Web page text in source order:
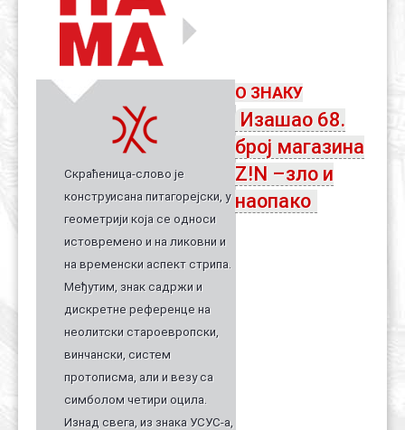
О ЗНАКУ
Скраћеница-слово је
конструисана питагорејски, у
геометрији која се односи
истовремено и на ликовни и
на временски аспект стрипа.
Међутим, знак садржи и
дискретне референце на
неолитски староевропски,
винчански, систем
протописма, али и везу са
симболом четири оцила.
Изнад свега, из знака УСУС-а,
Изашао 68.
број магазина
Z!N –зло и
наопако
Органи
Хол славе
Контакт